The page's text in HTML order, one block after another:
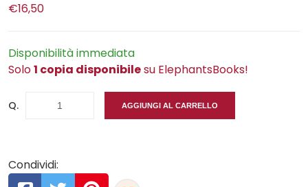
€16,50
Disponibilità immediata
Solo1 copia disponibilesu ElephantsBooks!
Q. AGGIUNGI AL CARRELLO
Condividi: